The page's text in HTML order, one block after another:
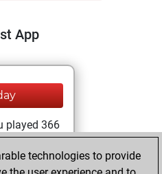
App
played 366
scored
technologies to provide